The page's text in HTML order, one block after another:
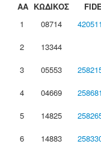
ΑΑ ΚΩΔΙΚΟΣ FIDE
1
08714
2
13344
3
05553
4
04669
5
14825
6
14883